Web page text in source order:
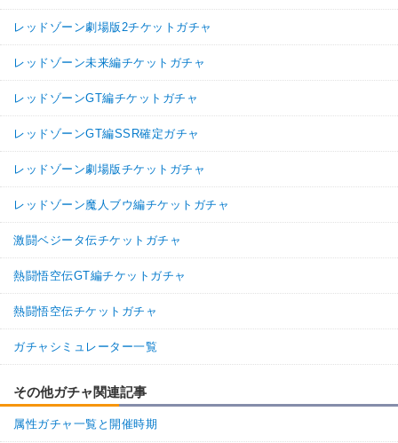
レッドゾーン劇場版2チケットガチャ
レッドゾーン未来編チケットガチャ
レッドゾーンGT編チケットガチャ
レッドゾーンGT編SSR確定ガチャ
レッドゾーン劇場版チケットガチャ
レッドゾーン魔人ブウ編チケットガチャ
激闘ベジータ伝チケットガチャ
熱闘悟空伝GT編チケットガチャ
熱闘悟空伝チケットガチャ
ガチャシミュレーター一覧
その他ガチャ関連記事
属性ガチャ一覧と開催時期